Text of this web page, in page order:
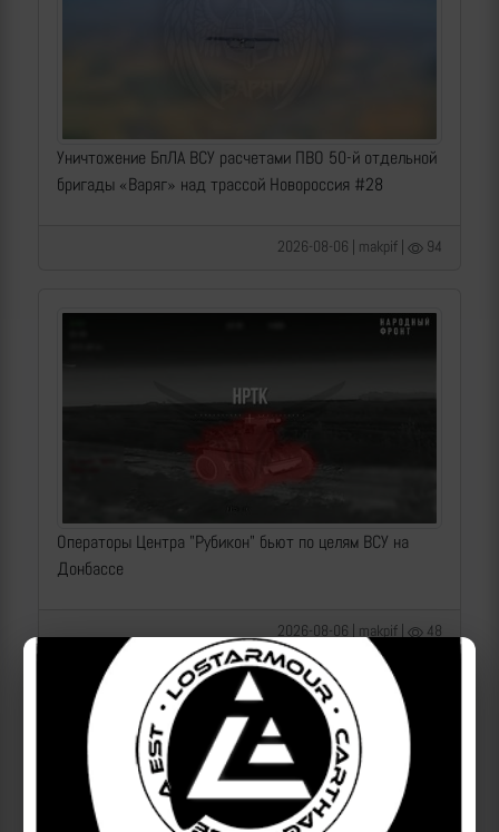
Уничтожение БпЛА ВСУ расчетами ПВО 50-й отдельной
бригады «Варяг» над трассой Новороссия #28
2026-08-06 | makpif | 94
Операторы Центра "Рубикон" бьют по целям ВСУ на
Донбассе
2026-08-06 | makpif | 48